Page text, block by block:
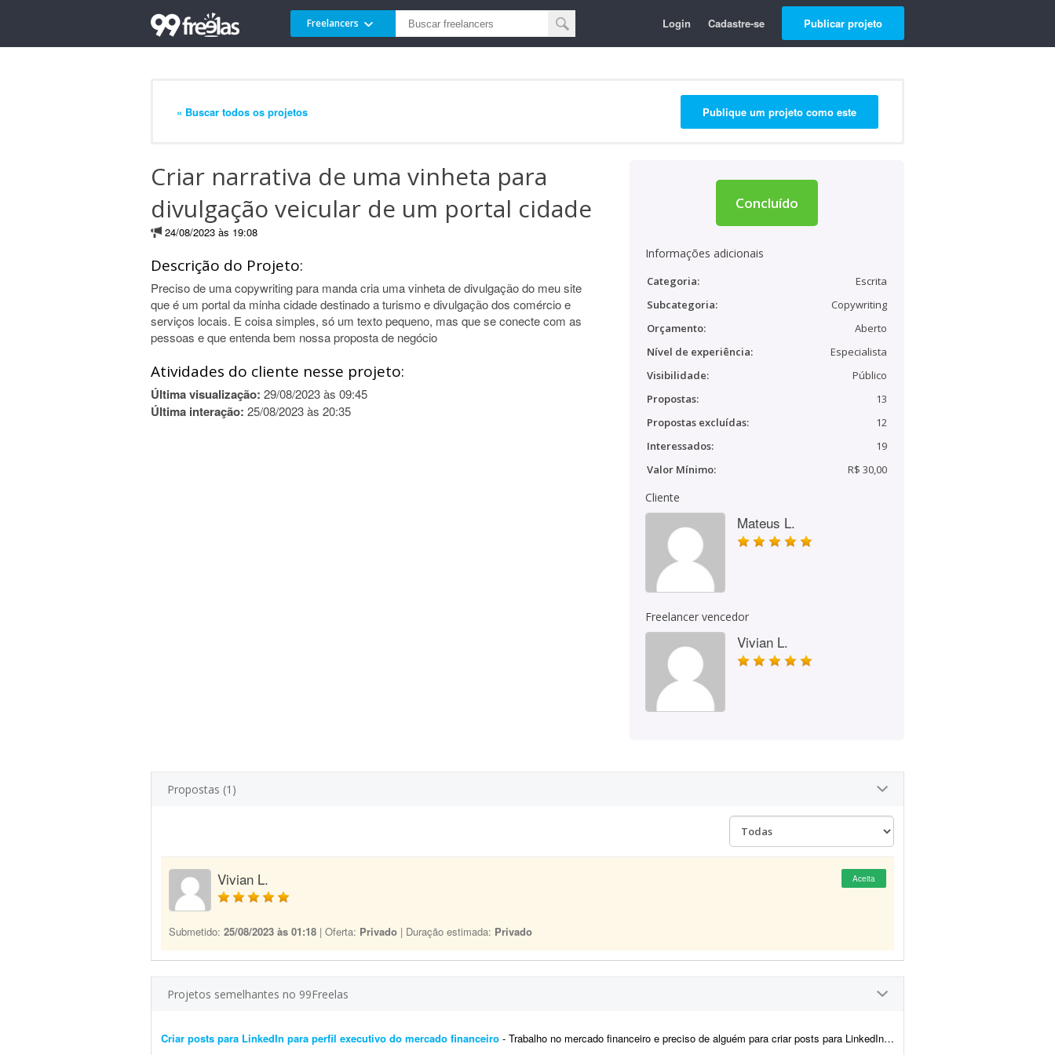
Freelancers Login Cadastre-se Publicar projeto
« Buscar todos os projetos Publique um projeto como este
Criar narrativa de uma vinheta para
divulgação veicular de um portal cidade
24/08/2023 às 19:08
Descrição do Projeto:
Preciso de uma copywriting para manda cria uma vinheta de divulgação do meu site
que é um portal da minha cidade destinado a turismo e divulgação dos comércio e
serviços locais. E coisa simples, só um texto pequeno, mas que se conecte com as
pessoas e que entenda bem nossa proposta de negócio
Atividades do cliente nesse projeto:
Última visualização: 29/08/2023 às 09:45
Última interação: 25/08/2023 às 20:35
Concluído
Informações adicionais
Categoria:
Escrita
Subcategoria:
Copywriting
Orçamento:
Aberto
Nível de experiência:
Especialista
Visibilidade:
Público
Propostas:
13
Propostas excluídas:
12
Interessados:
19
Valor Mínimo:
R$ 30,00
Cliente
Mateus L.
Freelancer vencedor
Vivian L.
Propostas (1)
Vivian L. Aceita
Submetido: 25/08/2023 às 01:18 | Oferta: Privado | Duração estimada: Privado
Projetos semelhantes no 99Freelas
Criar posts para LinkedIn para perfil executivo do mercado financeiro - Trabalho no mercado financeiro e preciso de alguém para criar posts para LinkedIn com a minha voz, sobre mercado financeiro, wealth management, liderança e carreira - não texto...